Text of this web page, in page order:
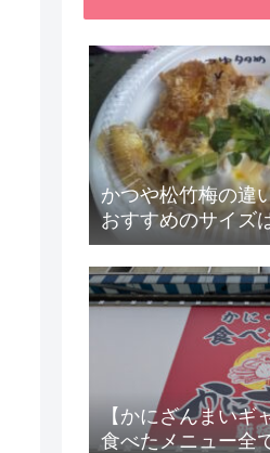
かつや松竹梅の違
おすすめのサイズ
大きさは？
【かにざんまいギ
食べたメニュー全